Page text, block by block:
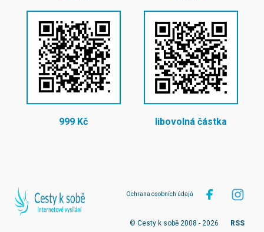
999 Kč libovolná částka
Ochrana osobních údajů
© Cesty k sobě 2008 - 2026 RSS